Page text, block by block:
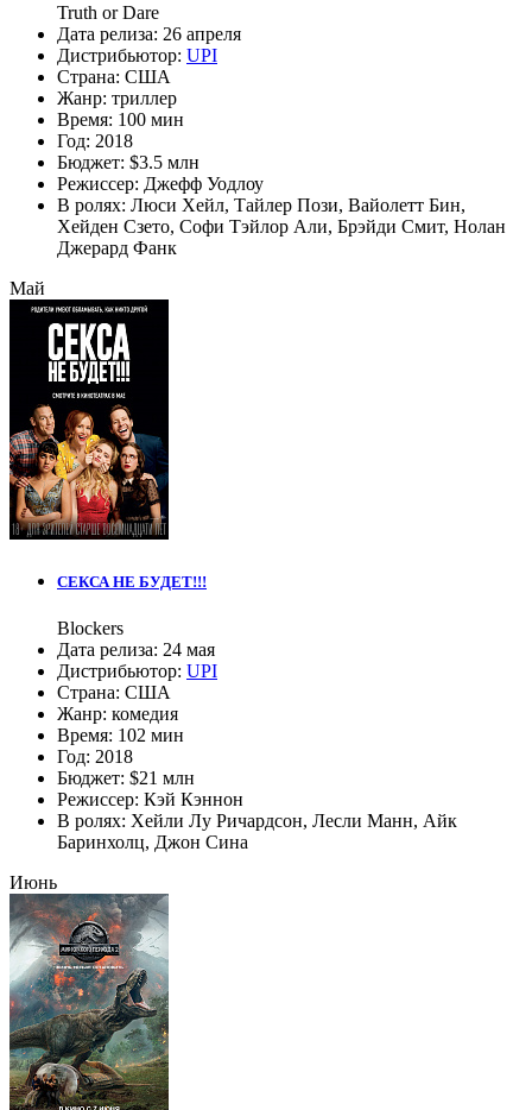
Truth or Dare
Дата релиза: 26 апреля
Дистрибьютор: UPI
Страна: США
Жанр: триллер
Время: 100 мин
Год: 2018
Бюджет: $3.5 млн
Режиссер: Джефф Уодлоу
В ролях: Люси Хейл, Тайлер Пози, Вайолетт Бин,
Хейден Сзето, Софи Тэйлор Али, Брэйди Смит, Нолан
Джерард Фанк
Май
СЕКСА НЕ БУДЕТ!!!
Blockers
Дата релиза: 24 мая
Дистрибьютор: UPI
Страна: США
Жанр: комедия
Время: 102 мин
Год: 2018
Бюджет: $21 млн
Режиссер: Кэй Кэннон
В ролях: Хейли Лу Ричардсон, Лесли Манн, Айк
Баринхолц, Джон Сина
Июнь